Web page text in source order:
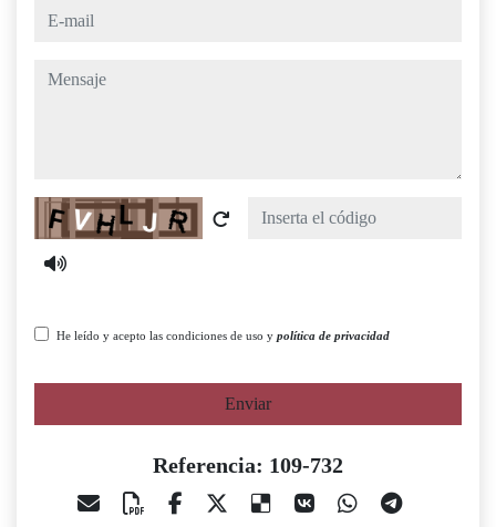
e-mail
mensaje
Captcha
He leído y acepto las condiciones de uso y política de privacidad
Enviar
Referencia: 109-732